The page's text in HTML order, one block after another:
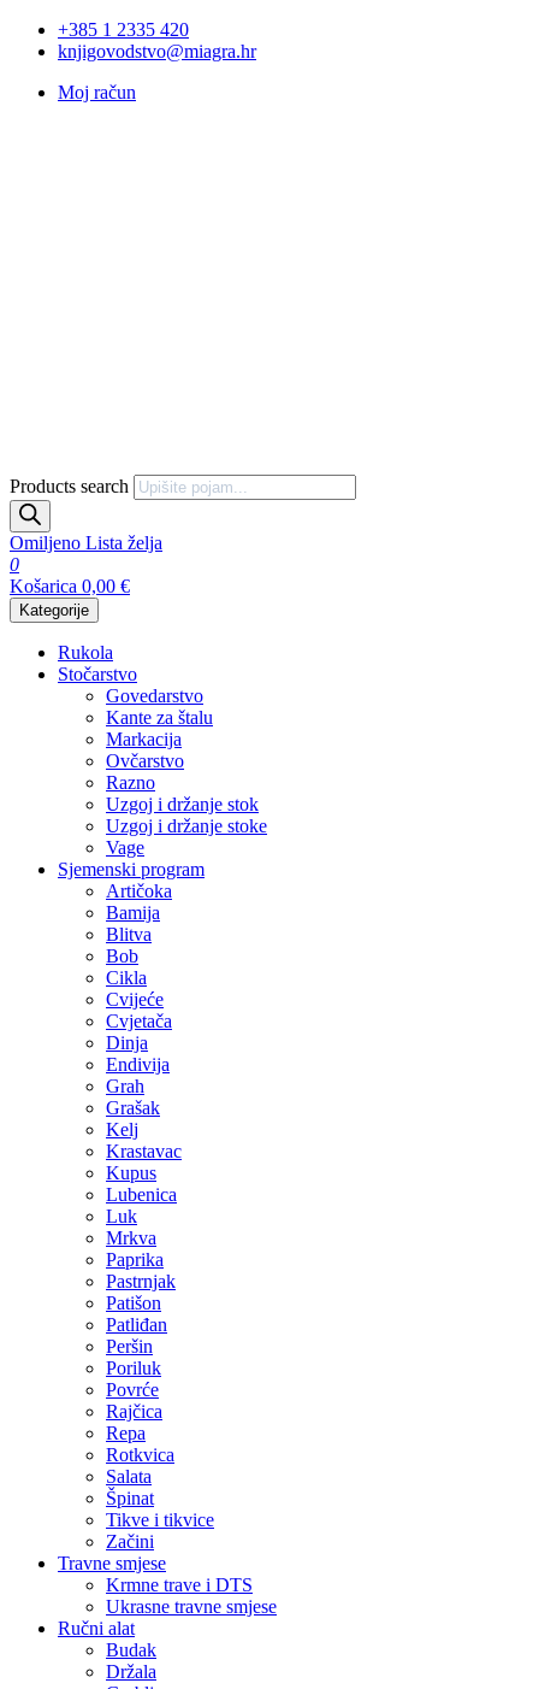
+385 1 2335 420
knjigovodstvo@miagra.hr
Moj račun
Products search
Omiljeno Lista želja
0
Košarica 0,00 €
Kategorije
Rukola
Stočarstvo
Govedarstvo
Kante za štalu
Markacija
Ovčarstvo
Razno
Uzgoj i držanje stok
Uzgoj i držanje stoke
Vage
Sjemenski program
Artičoka
Bamija
Blitva
Bob
Cikla
Cvijeće
Cvjetača
Dinja
Endivija
Grah
Grašak
Kelj
Krastavac
Kupus
Lubenica
Luk
Mrkva
Paprika
Pastrnjak
Patišon
Patliđan
Peršin
Poriluk
Povrće
Rajčica
Repa
Rotkvica
Salata
Špinat
Tikve i tikvice
Začini
Travne smjese
Krmne trave i DTS
Ukrasne travne smjese
Ručni alat
Budak
Držala